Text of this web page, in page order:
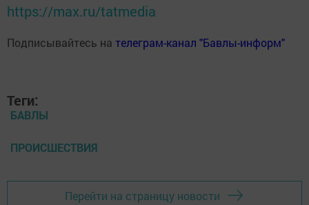
https://max.ru/tatmedia
Подписывайтесь на телеграм-канал "Бавлы-информ"
Теги:
БАВЛЫ
ПРОИСШЕСТВИЯ
Перейти на страницу новости